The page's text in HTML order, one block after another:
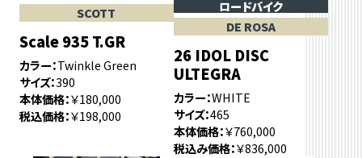
SCOTT
Scale 935 T.GR
カラー Twinkle Green
サイズ 390
本体価格 ￥180,000
税込価格 ￥198,000
ロードバイク
DE ROSA
26 IDOL DISC
ULTEGRA
カラー WHITE
サイズ 465
本体価格 ￥760,000
税込み価格 ￥836,000